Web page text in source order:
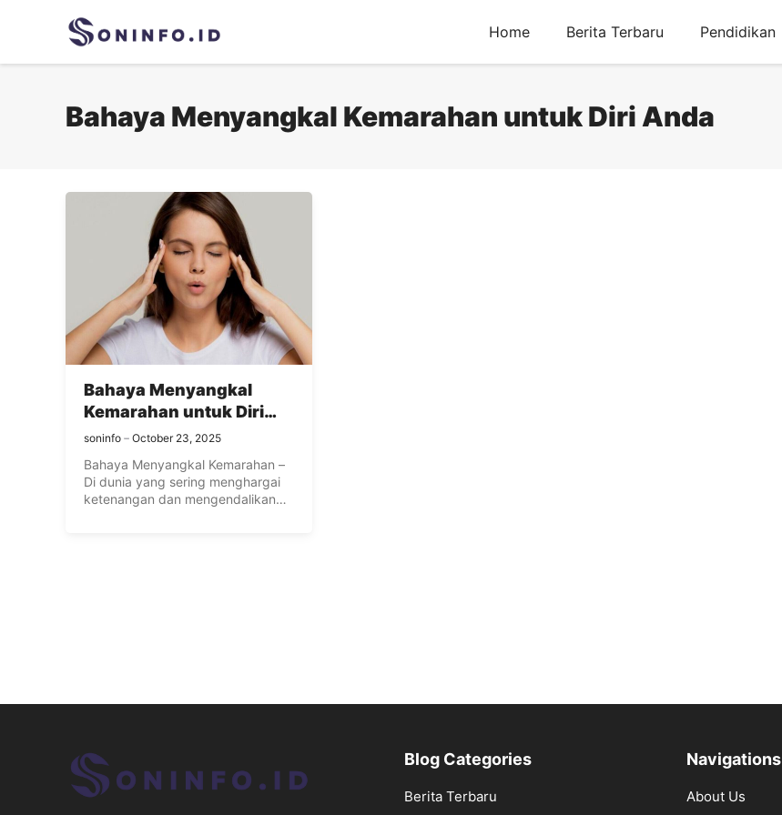
Home Berita Terbaru Pendidikan
Bahaya Menyangkal Kemarahan untuk Diri Anda
Bahaya Menyangkal
Kemarahan untuk Diri
Anda
soninfo October 23, 2025
Bahaya Menyangkal Kemarahan –
Di dunia yang sering menghargai
ketenangan dan mengendalikan
Blog Categories
Berita Terbaru
Navigations
About Us